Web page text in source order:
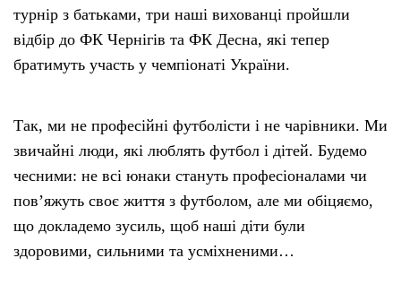
турнір з батьками, три наші вихованці пройшли
відбір до ФК Чернігів та ФК Десна, які тепер
братимуть участь у чемпіонаті України.
Так, ми не професійні футболісти і не чарівники. Ми
звичайні люди, які люблять футбол і дітей. Будемо
чесними: не всі юнаки стануть професіоналами чи
повʼяжуть своє життя з футболом, але ми обіцяємо,
що докладемо зусиль, щоб наші діти були
здоровими, сильними та усміхненими…